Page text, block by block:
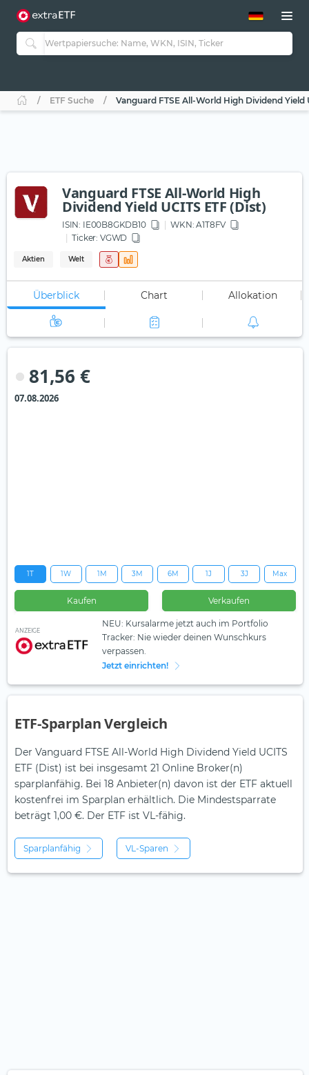
ETF-Guide 2.0
Guide Aktive ETFs
ETF-Sparpläne
ETF Suche Vanguard FTSE All-World High Dividend Yield
Vanguard FTSE All-World High
Dividend Yield UCITS ETF (Dist)
ISIN: IE00B8GKDB10 WKN: A1T8FV
Ticker: VGWD
Aktien Welt
Überblick Chart Allokation
81,56 €
07.08.2026
1T 1W 1M 3M 6M 1J 3J Max
Kaufen Verkaufen
ANZEIGE
NEU: Kursalarme jetzt auch im Portfolio
Tracker: Nie wieder deinen Wunschkurs
verpassen.
Jetzt einrichten!
ETF-Sparplan Vergleich
Der Vanguard FTSE All-World High Dividend Yield UCITS
ETF (Dist) ist bei insgesamt 21 Online Broker(n)
sparplanfähig. Bei 18 Anbieter(n) davon ist der ETF aktuell
kostenfrei im Sparplan erhältlich. Die Mindestsparrate
beträgt 1,00 €. Der ETF ist VL-fähig.
Sparplanfähig VL-Sparen